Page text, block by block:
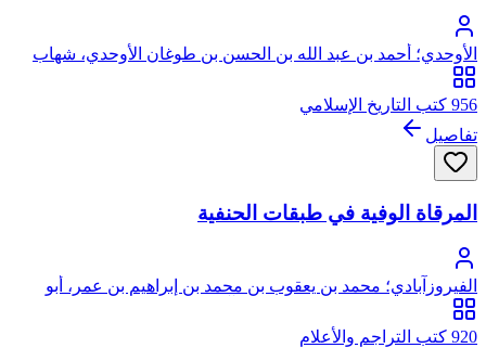
الأوحدي؛ أحمد بن عبد الله بن الحسن بن طوغان الأوحدي، شهاب
الدين
956 كتب التاريخ الإسلامي
تفاصيل
المرقاة الوفية في طبقات الحنفية
الفيروزآبادي؛ محمد بن يعقوب بن محمد بن إبراهيم بن عمر، أبو
طاهر، مجد الدين الشيرازي الفيروزآبادي
920 كتب التراجم والأعلام